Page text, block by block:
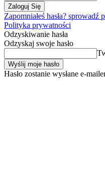
Zapomniałeś hasła? sprowadź
Polityka prywatności
Odzyskiwanie hasła
Odzyskaj swoje hasło
Hasło zostanie wysłane e-